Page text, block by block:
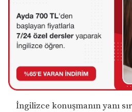
İngilizce konuşmanın yanı